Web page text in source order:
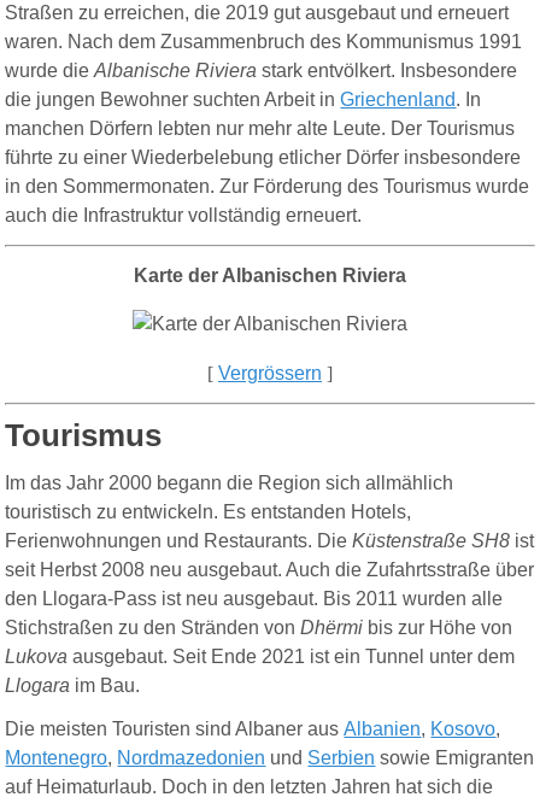
Straßen zu erreichen, die 2019 gut ausgebaut und erneuert
waren. Nach dem Zusammenbruch des Kommunismus 1991
wurde dieAlbanische Riviera stark entvölkert. Insbesondere
die jungen Bewohner suchten Arbeit inGriechenland. In
manchen Dörfern lebten nur mehr alte Leute. Der Tourismus
führte zu einer Wiederbelebung etlicher Dörfer insbesondere
in den Sommermonaten. Zur Förderung des Tourismus wurde
auch die Infrastruktur vollständig erneuert.
Karte der Albanischen Riviera
[ Vergrössern ]
Tourismus
Im das Jahr 2000 begann die Region sich allmählich
touristisch zu entwickeln. Es entstanden Hotels,
Ferienwohnungen und Restaurants. DieKüstenstraße SH8 ist
seit Herbst 2008 neu ausgebaut. Auch die Zufahrtsstraße über
den Llogara-Pass ist neu ausgebaut. Bis 2011 wurden alle
Stichstraßen zu den Stränden vonDhërmi bis zur Höhe von
Lukova ausgebaut. Seit Ende 2021 ist ein Tunnel unter dem
Llogara im Bau.
Die meisten Touristen sind Albaner ausAlbanien, Kosovo,
Montenegro, Nordmazedonien und Serbien sowie Emigranten
auf Heimaturlaub. Doch in den letzten Jahren hat sich die